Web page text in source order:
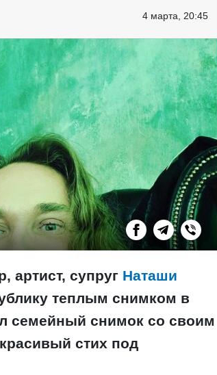
4 марта, 20:45
артист, супруг Наташи
теплым снимком в
семейный снимок со своим
стих под